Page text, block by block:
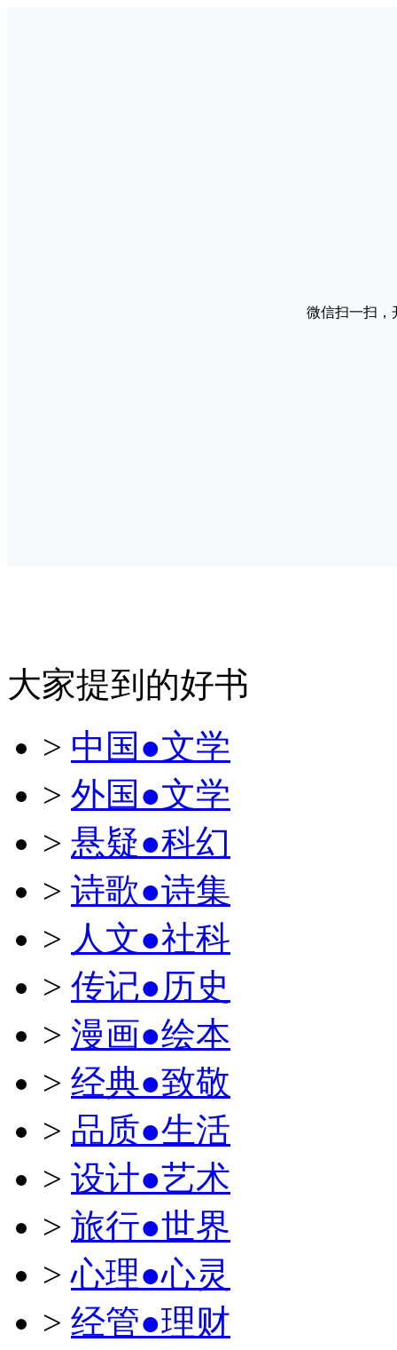
微信扫一扫，
大家提到的好书
> 中国●文学
> 外国●文学
> 悬疑●科幻
> 诗歌●诗集
> 人文●社科
> 传记●历史
> 漫画●绘本
> 经典●致敬
> 品质●生活
> 设计●艺术
> 旅行●世界
>心理●心灵
> 经管●理财